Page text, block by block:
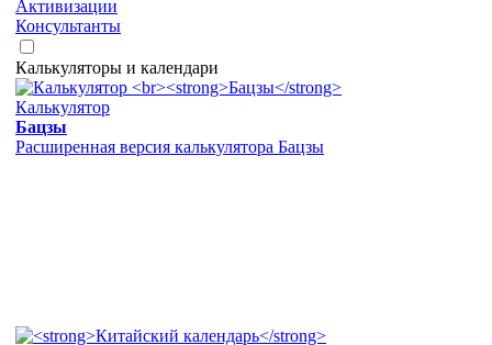
Активизации
Консультанты
Калькуляторы и календари
Калькулятор
Бацзы
Расширенная версия калькулятора Бацзы